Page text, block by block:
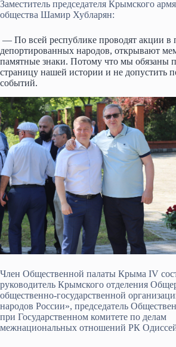
Заместитель председателя Крымского
общества Шамир Хубларян:
— По всей республике проводят акции в
депортированных народов, открывают
памятные знаки. Потому что мы обязаны
страницу нашей истории и не допустить
событий.
Член Общественной палаты Крыма IV
руководитель Крымского отделения
общественно-государственной
народов России», председатель
при Государственном комитете по делам
межнациональных отношений РК